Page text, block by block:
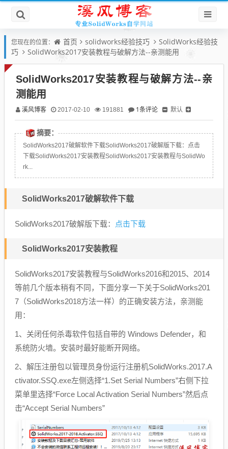
您现在的位置： 首页 solidworks经验技巧
SolidWorks经验技
巧
SolidWorks2017安装教程与破解方法--亲测能用
SolidWorks2017安装教程与破解方法--亲
测能用
溪风博客 2017-02-10 191881 1条评论 默认
摘要：
SolidWorks2017破解软件下载SolidWorks2017破解版下载：点击
下载SolidWorks2017安装教程SolidWorks2017安装教程与SolidWo
rk...
SolidWorks2017破解软件下载
SolidWorks2017破解版下载： 点击下载
SolidWorks2017安装教程
SolidWorks2017安装教程与SolidWorks2016和2015、2014
等前几个版本稍有不同，下面分享一下关于SolidWorks201
7（SolidWorks2018方法一样）的正确安装方法，亲测能
用：
1、关闭任何杀毒软件包括自带的 Windows Defender，和
系统防火墙。安装时最好能断开网络。
2、解压注册包以管理员身份运行注册机SolidWorks.2017.A
ctivator.SSQ.exe左侧选择“1.Set Serial Numbers”右侧下拉
菜单里选择“Force Local Activation Serial Numbers”然后点
击“Accept Serial Numbers”